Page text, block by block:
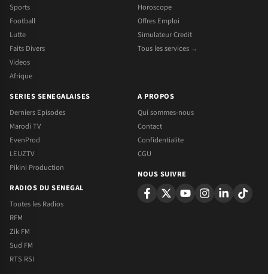
Sports
Football
Lutte
Faits Divers
Videos
Afrique
Horoscope
Offres Emploi
Simulateur Credit
Tous les services →
SERIES SENEGALAISES
Derniers Episodes
Marodi TV
EvenProd
LEUZTV
Pikini Production
RADIOS DU SENEGAL
Toutes les Radios
RFM
Zik FM
Sud FM
RTS RSI
A PROPOS
Qui sommes-nous
Contact
Confidentialite
CGU
NOUS SUIVRE